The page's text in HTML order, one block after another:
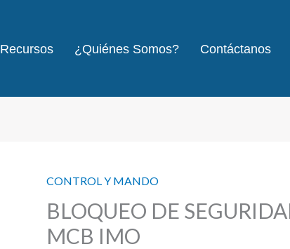
Recursos ¿Quiénes Somos? Contáctanos
CONTROL Y MANDO
BLOQUEO DE
MCB IMO